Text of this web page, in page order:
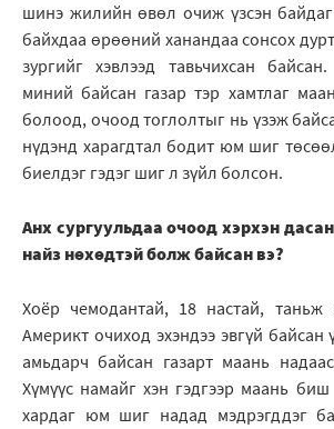
шинэ жилийн өвөл очиж үзсэн
байхдаа өрөөний ханандаа сонсох
зургийг хэвлээд тавьчихсан
миний байсан газар тэр хамтлаг
болоод, очоод тоглолтыг нь үзэж
нүдэнд харагдтал бодит юм шиг
биелдэг гэдэг шиг л зүйл болсон.
Анх сургуульдаа очоод хэрхэн
найз нөхөдтэй болж байсан вэ?
Хоёр чемодантай, 18 настай, таньж
Америкт очиход эхэндээ эвгүй байсан
амьдарч байсан газарт маань
Хүмүүс намайг хэн гэдгээр маань
хардаг юм шиг надад мэдрэгддэг